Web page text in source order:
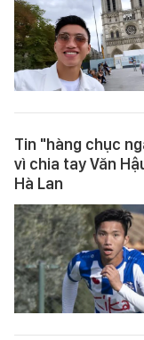
Tin "hàng chục
vì chia tay Văn
Hà Lan